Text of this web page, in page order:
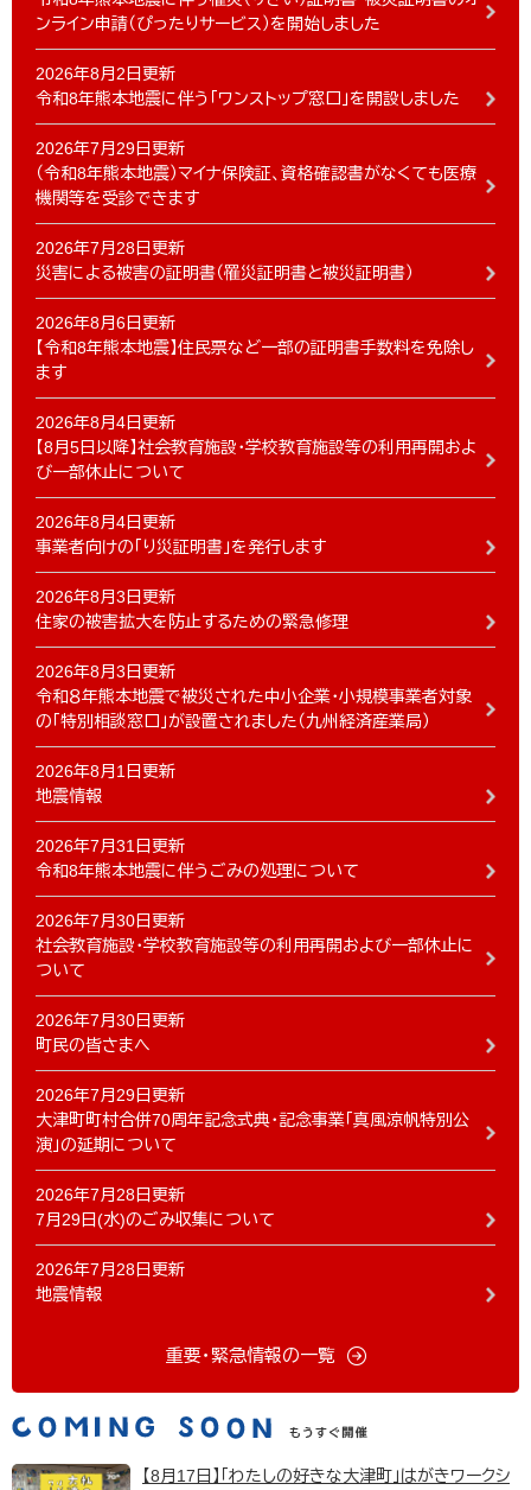
ンライン申請（ぴったりサービス）を開始しました
2026年8月2日更新
令和8年熊本地震に伴う「ワンストップ窓口」を開設しました
2026年7月29日更新
（令和8年熊本地震）マイナ保険証、資格確認書がなくても医療
機関等を受診できます
2026年7月28日更新
災害による被害の証明書（罹災証明書と被災証明書）
2026年8月6日更新
【令和8年熊本地震】住民票など一部の証明書手数料を免除し
ます
2026年8月4日更新
【8月5日以降】社会教育施設・学校教育施設等の利用再開およ
び一部休止について
2026年8月4日更新
事業者向けの「り災証明書」を発行します
2026年8月3日更新
住家の被害拡大を防止するための緊急修理
2026年8月3日更新
令和８年熊本地震で被災された中小企業・小規模事業者対象
の「特別相談窓口」が設置されました（九州経済産業局）
2026年8月1日更新
地震情報
2026年7月31日更新
令和8年熊本地震に伴うごみの処理について
2026年7月30日更新
社会教育施設・学校教育施設等の利用再開および一部休止に
ついて
2026年7月30日更新
町民の皆さまへ
2026年7月29日更新
大津町町村合併70周年記念式典・記念事業「真風涼帆特別公
演」の延期について
2026年7月28日更新
7月29日(水)のごみ収集について
2026年7月28日更新
地震情報
重要・緊急情報の一覧
【8月17日】「わたしの好きな大津町」はがきワークシ